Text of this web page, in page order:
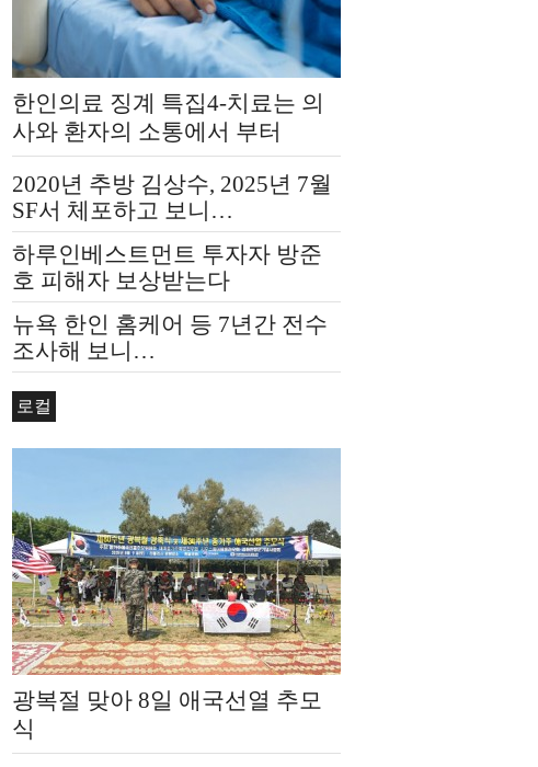
한인의료 징계 특집4-치료는 의
사와 환자의 소통에서 부터
2020년 추방 김상수, 2025년 7월
SF서 체포하고 보니…
하루인베스트먼트 투자자 방준
호 피해자 보상받는다
뉴욕 한인 홈케어 등 7년간 전수
조사해 보니…
로컬
광복절 맞아 8일 애국선열 추모
식